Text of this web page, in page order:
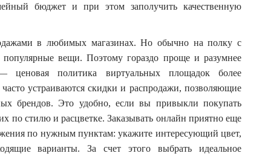
бюджет и при этом заполучить качественную
в любимых магазинах. Но обычно на полку с
вещи. Поэтому гораздо проще и разумнее
ценовая политика виртуальных площадок более
устраиваются скидки и распродажи, позволяющие
брендов. Это удобно, если вы привыкли покупать
по стилю и расцветке. Заказывать онлайн приятно еще
по нужным пунктам: укажите интересующий цвет,
варианты. За счет этого выбрать идеальное